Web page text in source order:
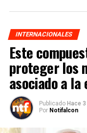
INTERNACIONALES
Este
proteger los
asociado a la
Publicado Hace
Por Notifalcon